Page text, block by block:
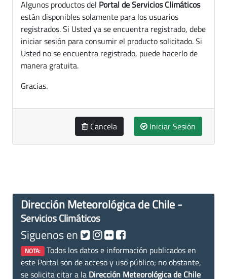
Algunos productos del Portal de Servicios Climáticos
están disponibles solamente para los usuarios
registrados. Si Usted ya se encuentra registrado, debe
iniciar sesión para consumir el producto solicitado. Si
Usted no se encuentra registrado, puede hacerlo de
manera gratuita.
Gracias.
Cancela Iniciar Sesión
Dirección Meteorológica de Chile -
Servicios Climáticos
Siguenos en
NOTA: Todos los datos e información publicados en
este Portal son de acceso y uso público; no obstante,
se solicita citar a la Dirección Meteorológica de Chile